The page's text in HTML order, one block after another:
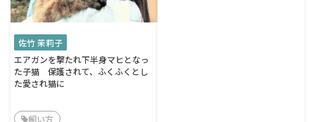
佐竹 茉莉子
エアガンを撃たれ下半身マヒとなっ
た子猫 保護されて、ふくふくとし
た愛され猫に
飼い方